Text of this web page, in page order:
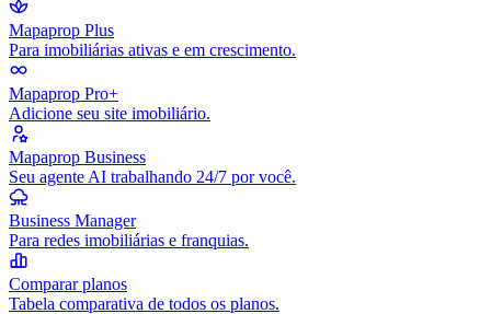
Mapaprop Plus
Para imobiliárias ativas e em crescimento.
Mapaprop Pro+
Adicione seu site imobiliário.
Mapaprop Business
Seu agente AI trabalhando 24/7 por você.
Business Manager
Para redes imobiliárias e franquias.
Comparar planos
Tabela comparativa de todos os planos.